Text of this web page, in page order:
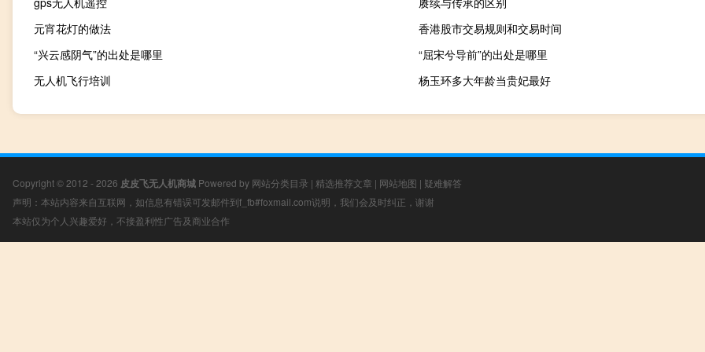
元宵花灯的做法
香港股市交易规则和交易时间
“兴云感阴气”的出处是哪里
“屈宋兮导前”的出处是哪里
无人机飞行培训
杨玉环多大年龄当贵妃最好
Copyright © 2012 - 2026 皮皮飞无人机商城 Powered by 网站分类目录 | 精选推荐文章 | 网站地图 | 疑难解答
声明：本站内容来自互联网，如信息有错误可发邮件到f_fb#foxmail.com说明，我们会及时纠正，谢谢
本站仅为个人兴趣爱好，不接盈利性广告及商业合作